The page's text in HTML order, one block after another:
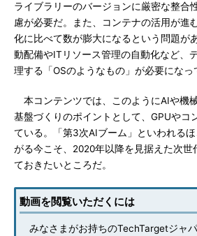
ライブラリーのバージョンに厳密な整合
慮が必要だ。また、コンテナの活用が進
化に比べて数が膨大になるという問題が
動配備やITリソース管理の自動化など、
理する「OSのようなもの」が必要になっ
本コンテンツでは、このようにAIや機
基盤づくりのポイントとして、GPUやコ
ている。「第3次AIブーム」といわれる
がる今こそ、2020年以降を見据えた次世
ておきたいところだ。
動画を閲覧いただくには
みなさまがお持ちのTechTargetジャ